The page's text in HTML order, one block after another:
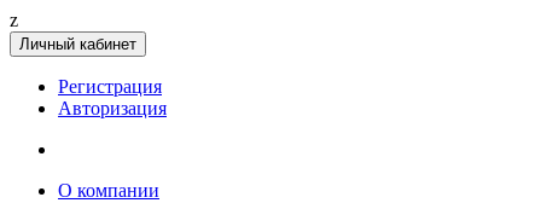
z
Личный кабинет
Регистрация
Авторизация
О компании